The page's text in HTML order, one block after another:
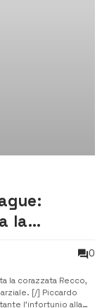
la
0
la corazzata Recco,
[/] Piccardo
l’infortunio alla